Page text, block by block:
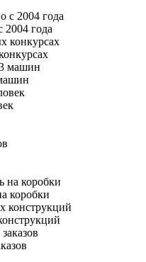
2004 года
коробки